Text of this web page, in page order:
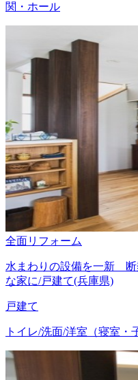
関・ホール
全面リフォーム
水まわりの設備を一新 断
な家に/戸建て(兵庫県)
戸建て
トイレ/洗面/洋室（寝室